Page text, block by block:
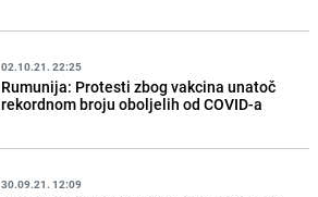
02.10.21. 22:25
Rumunija: Protesti zbog vakcina unatoč
rekordnom broju oboljelih od COVID-a
30.09.21. 12:09